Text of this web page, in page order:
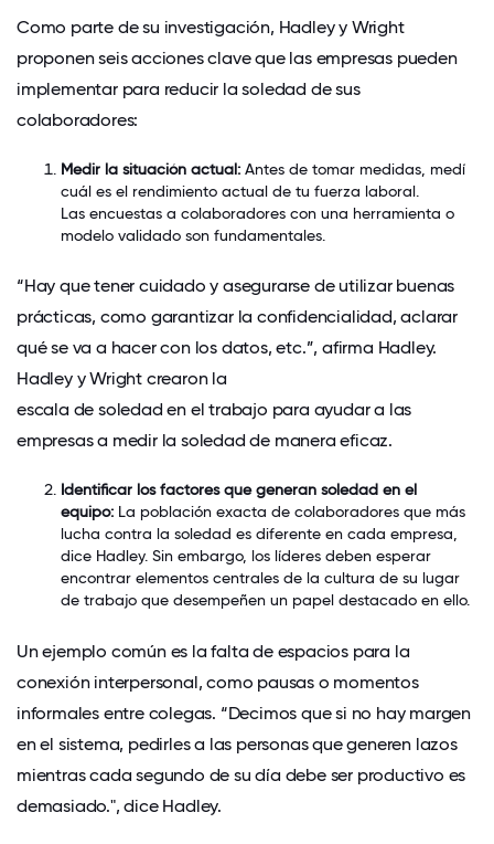
Como parte de su investigación, Hadley y Wright
proponen seis acciones clave que las empresas pueden
implementar para reducir la soledad de sus
colaboradores:
Medir la situación actual: Antes de tomar medidas, medí
cuál es el rendimiento actual de tu fuerza laboral.
Las encuestas a colaboradores con una herramienta o
modelo validado son fundamentales.
“Hay que tener cuidado y asegurarse de utilizar buenas
prácticas, como garantizar la confidencialidad, aclarar
qué se va a hacer con los datos, etc.”, afirma Hadley.
Hadley y Wright crearon la
escala de soledad en el trabajo para ayudar a las
empresas a medir la soledad de manera eficaz.
Identificar los factores que generan soledad en el
equipo: La población exacta de colaboradores que más
lucha contra la soledad es diferente en cada empresa,
dice Hadley. Sin embargo, los líderes deben esperar
encontrar elementos centrales de la cultura de su lugar
de trabajo que desempeñen un papel destacado en ello.
Un ejemplo común es la falta de espacios para la
conexión interpersonal, como pausas o momentos
informales entre colegas. “Decimos que si no hay margen
en el sistema, pedirles a las personas que generen lazos
mientras cada segundo de su día debe ser productivo es
demasiado.", dice Hadley.